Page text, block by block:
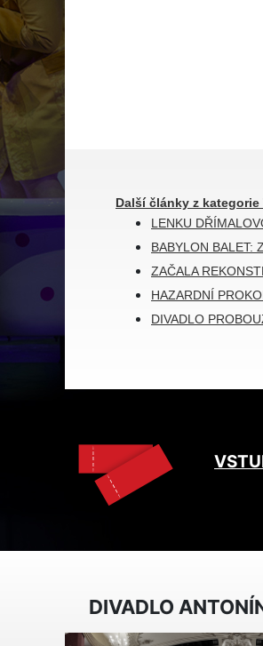
Další články z
LENKU
BABYLON BALET:
ZAČALA
HAZARDNÍ
DIVADLO
DIVADLO